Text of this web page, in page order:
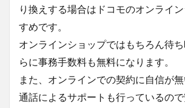
り換えする場合はドコモのオンライ
すめです。
オンラインショップではもちろん待
らに事務手数料も無料になります。
また、オンラインでの契約に自信が
通話によるサポートも行っているの